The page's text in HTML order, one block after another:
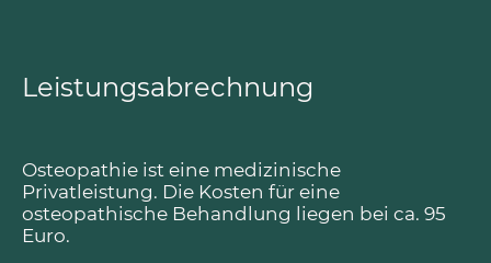
Leistungsabrechnung
Osteopathie ist eine medizinische
Privatleistung. Die Kosten für eine
osteopathische Behandlung liegen bei ca. 95
Euro.